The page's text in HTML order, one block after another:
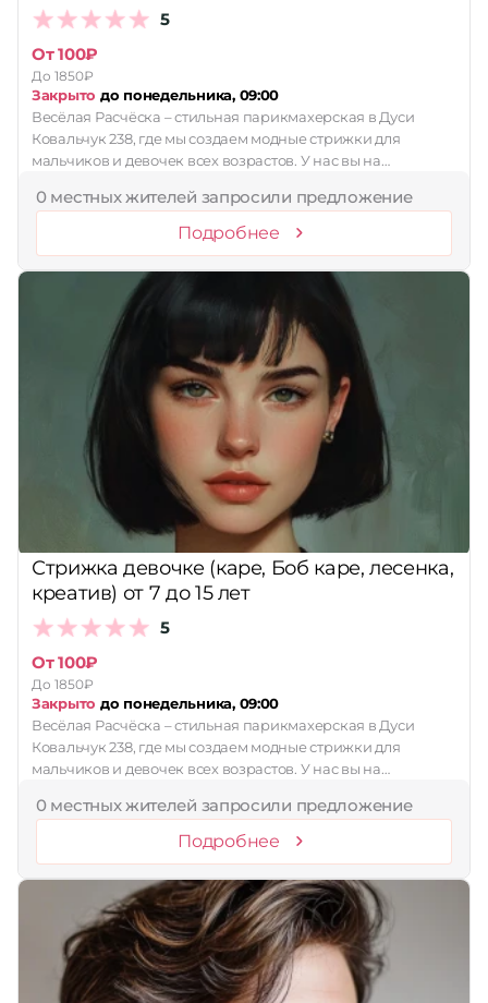
5
От 100₽
До 1850₽
Закрыто до понедельника, 09:00
Весëлая Расчëска – стильная парикмахерская в Дуси
Ковальчук 238, где мы создаем модные стрижки для
мальчиков и девочек всех возрастов. У нас вы на…
0 местных жителей запросили предложение
Подробнее
Стрижка девочке (каре, Боб каре, лесенка,
креатив) от 7 до 15 лет
5
От 100₽
До 1850₽
Закрыто до понедельника, 09:00
Весëлая Расчëска – стильная парикмахерская в Дуси
Ковальчук 238, где мы создаем модные стрижки для
мальчиков и девочек всех возрастов. У нас вы на…
0 местных жителей запросили предложение
Подробнее